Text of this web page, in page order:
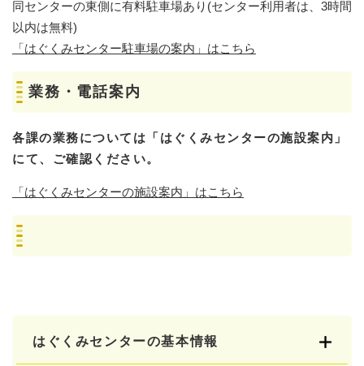
同センターの東側に有料駐車場あり(センター利用者は、3時間
以内は無料)
「はぐくみセンター駐車場の案内」はこちら
業務・電話案内
各課の業務については「はぐくみセンターの施設案内」
にて、ご確認ください。
「はぐくみセンターの施設案内」はこちら
はぐくみセンターの基本情報